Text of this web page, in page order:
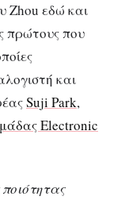
Zhou εδώ και
πρώτους που
και
Suji Park,
Electronic